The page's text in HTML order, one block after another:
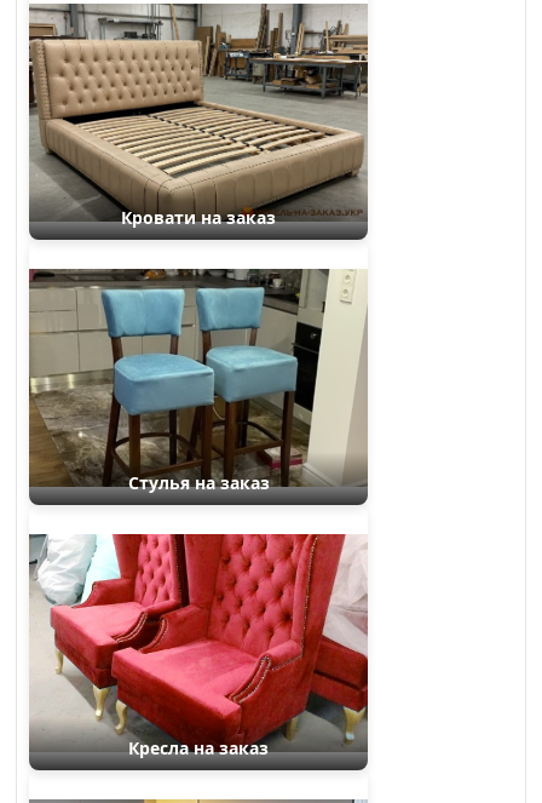
Кровати на заказ
Стулья на заказ
Кресла на заказ